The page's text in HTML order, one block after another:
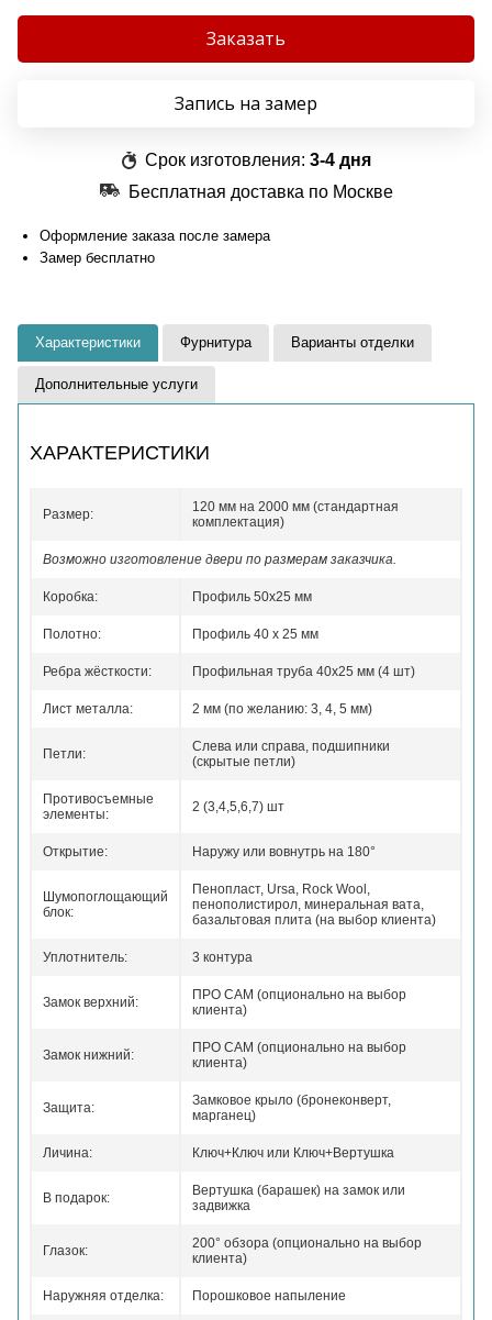
Заказать
Запись на замер
Срок изготовления: 3-4 дня
Бесплатная доставка по Москве
Оформление заказа после замера
Замер бесплатно
Характеристики Фурнитура Варианты отделки
Дополнительные услуги
ХАРАКТЕРИСТИКИ
Размер:
120 мм на 2000 мм (стандартная
комплектация)
Возможно изготовление двери по размерам заказчика.
Коробка: Профиль 50x25 мм
Полотно: Профиль 40 x 25 мм
Ребра жёсткости: Профильная труба 40х25 мм (4 шт)
Лист металла: 2 мм (по желанию: 3, 4, 5 мм)
Петли:
Слева или справа, подшипники
(скрытые петли)
Противосъемные
элементы:
2 (3,4,5,6,7) шт
Открытие: Наружу или вовнутрь на 180°
Шумопоглощающий
блок:
Пенопласт, Ursa, Rock Wool,
пенополистирол, минеральная вата,
базальтовая плита (на выбор клиента)
Уплотнитель: 3 контура
Замок верхний:
ПРО САМ (опционально на выбор
клиента)
Замок нижний:
ПРО САМ (опционально на выбор
клиента)
Защита:
Замковое крыло (бронеконверт,
марганец)
Личина: Ключ+Ключ или Ключ+Вертушка
В подарок:
Вертушка (барашек) на замок или
задвижка
Глазок:
200° обзора (опционально на выбор
клиента)
Наружняя отделка: Порошковое напыление